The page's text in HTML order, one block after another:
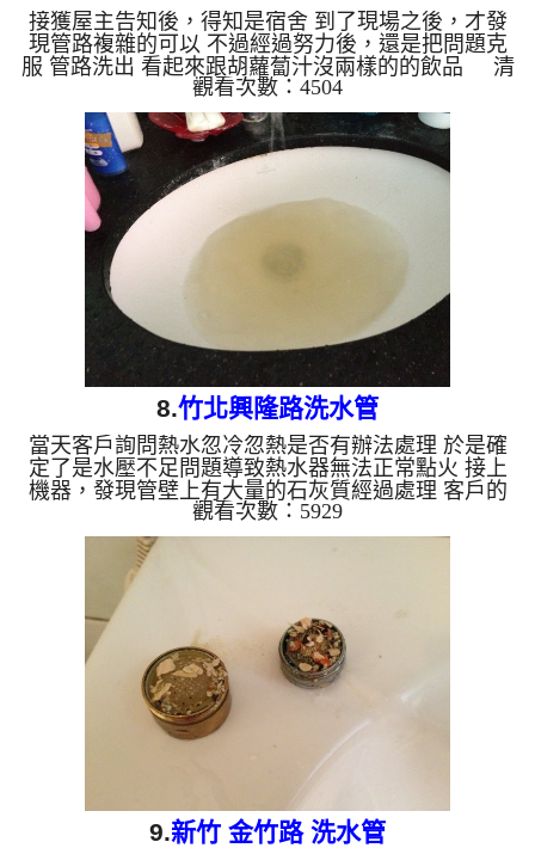
接獲屋主告知後，得知是宿舍 到了現場之後，才發
現管路複雜的可以 不過經過努力後，還是把問題克
服 管路洗出 看起來跟胡蘿蔔汁沒兩樣的的飲品 清
洗水管 水管清洗 洗水管 熱水忽冷忽熱 水管堵塞 水
管阻塞...
觀看次數：4504
8.竹北興隆路洗水管
當天客戶詢問熱水忽冷忽熱是否有辦法處理 於是確
定了是水壓不足問題導致熱水器無法正常點火 接上
機器，發現管壁上有大量的石灰質經過處理 客戶的
問題徹底解決了 清洗水管 水管清洗 洗水管 熱水忽冷
忽熱 水管堵塞 水管阻塞...
觀看次數：5929
9.新竹 金竹路 洗水管